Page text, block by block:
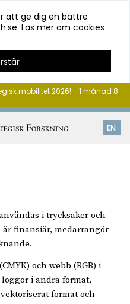
att ge dig en bättre
Läs mer om cookies
EN
mobilitet 2026! - 1 månad 8
i trycksaker och
finansiär, medarrangör
och webb (RGB) i
i andra format,
format och